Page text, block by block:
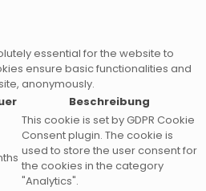
essential for the website to
ensure basic functionalities and
anonymously.
Beschreibung
This cookie is set by GDPR Cookie
Consent plugin. The cookie is
used to store the user consent for
the cookies in the category
"Analytics".